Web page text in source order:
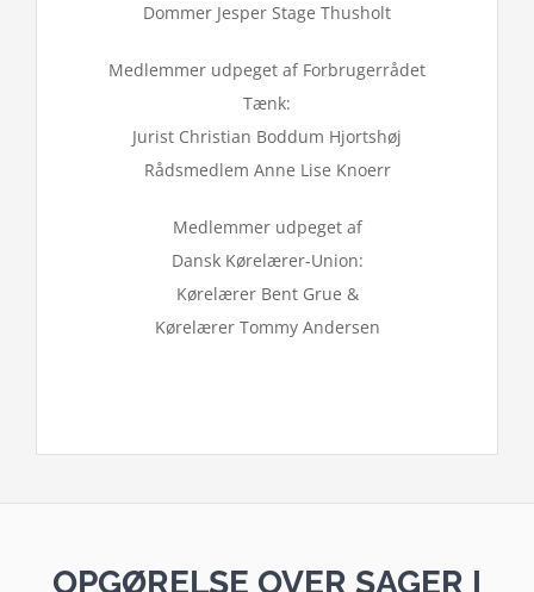
Dommer Jesper Stage Thusholt
Medlemmer udpeget af Forbrugerrådet
Tænk:
Jurist Christian Boddum Hjortshøj
Rådsmedlem Anne Lise Knoerr
Medlemmer udpeget af
Dansk Kørelærer-Union:
Kørelærer Bent Grue &
Kørelærer Tommy Andersen
OPGØRELSE OVER SAGER I